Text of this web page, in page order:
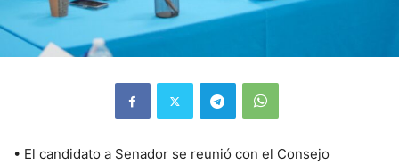
• El candidato a Senador se reunió con el Consejo